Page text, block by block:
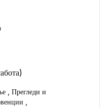
, Прегледи и
,